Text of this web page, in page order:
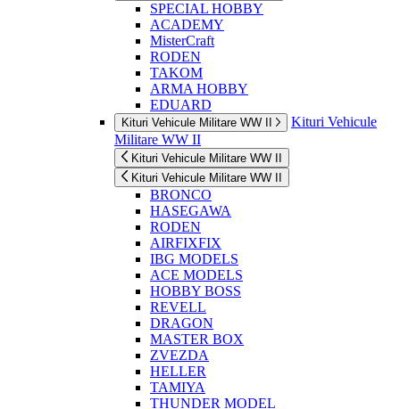
SPECIAL HOBBY
ACADEMY
MisterCraft
RODEN
TAKOM
ARMA HOBBY
EDUARD
Kituri Vehicule Militare WW II
Kituri Vehicule
Militare WW II
Kituri Vehicule Militare WW II
Kituri Vehicule Militare WW II
BRONCO
HASEGAWA
RODEN
AIRFIXFIX
IBG MODELS
ACE MODELS
HOBBY BOSS
REVELL
DRAGON
MASTER BOX
ZVEZDA
HELLER
TAMIYA
THUNDER MODEL